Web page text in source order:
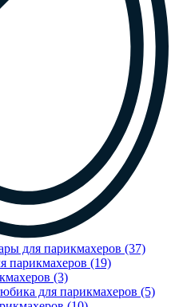
для парикмахеров (37)
парикмахеров (19)
(3)
для парикмахеров (5)